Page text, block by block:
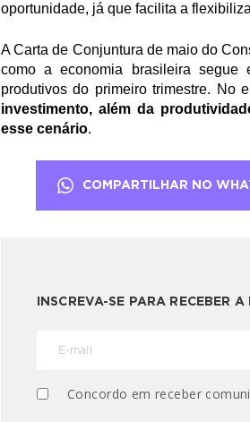
oportunidade, já que facilita a
A Carta de Conjuntura de maio do
como a economia brasileira segue
produtivos do primeiro trimestre. No
investimento, além da
esse cenário.
COMPARTILHAR NO
INSCREVA-SE PARA RECEBER
Concordo em receber